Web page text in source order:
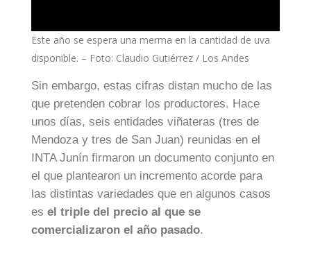
Este año se espera una merma en la cantidad de uva
disponible. – Foto: Claudio Gutiérrez / Los Andes
Sin embargo, estas cifras distan mucho de las
que pretenden cobrar los productores. Hace
unos días, seis entidades viñateras (tres de
Mendoza y tres de San Juan) reunidas en el
INTA Junín firmaron un documento conjunto en
el que plantearon un incremento acorde para
las distintas variedades que en algunos casos
es el triple del precio al que se
comercializaron el año pasado.